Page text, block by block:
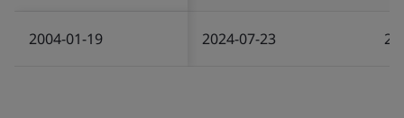
2004-01-19 2024-07-23